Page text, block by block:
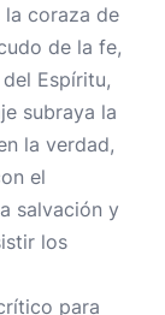
coraza de
de la fe,
Espíritu,
subraya la
la verdad,
el
salvación y
los
para